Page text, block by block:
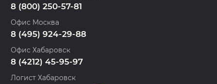
8 (800) 250-57-81
Офис Москва
8 (495) 924-29-88
Офис Хабаровск
8 (4212) 45-95-97
Логист Хабаровск